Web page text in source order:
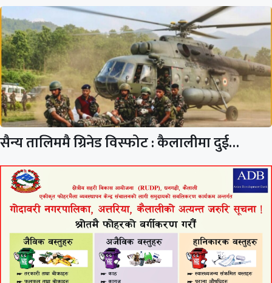
सैन्य तालिममै ग्रिनेड विस्फोट : कैलालीमा दुई…